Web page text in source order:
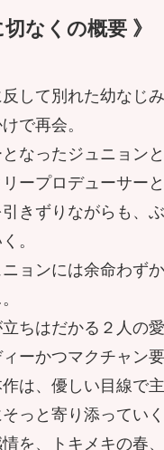
切なくの概要 》
して別れた幼なじ
で再会。
となったジュニョン
リープロデューサー
きずりながらも、
。
ニョンには余命わず
ちはだかる２人の
ーかつマクチャン
は、優しい目線で
っと寄り添っていく
を、トキメキの春